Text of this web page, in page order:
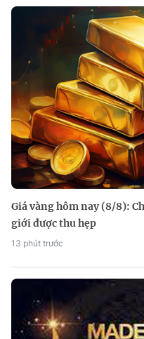
Giá vàng hôm nay (8/8):
giới được thu hẹp
13 phút trước